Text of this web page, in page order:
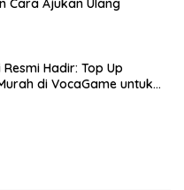
Cara Ajukan Ulang
Hadir: Top Up
di VocaGame untuk